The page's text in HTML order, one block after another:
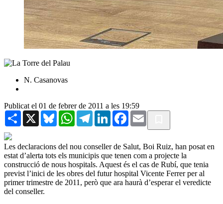
N. Casanovas
Publicat el 01 de febrer de 2011 a les 19:59
Share X BlueskyWhatsAppTelegramLinkedInFacebook
Email
Les declaracions del nou conseller de Salut, Boi Ruiz, han posat en
estat d’alerta tots els municipis que tenen com a projecte la
construcció de nous hospitals. Aquest és el cas de Rubí, que tenia
previst l’inici de les obres del futur hospital Vicente Ferrer per al
primer trimestre de 2011, però que ara haurà d’esperar el veredicte
del conseller.